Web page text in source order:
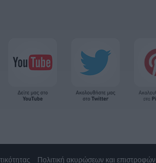
Πολιτική ακυρώσεων και επιστροφών